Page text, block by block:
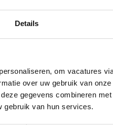
Details
om vacatures
over uw gebruik van
gegevens combineren
gebruik van hun services.